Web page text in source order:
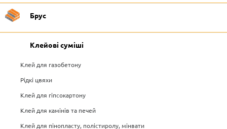
Брус
Клейові суміші
Клей для газобетону
Рідкі цвяхи
Клей для гіпсокартону
Клей для камінів та печей
Клей для пінопласту, полістиролу, мінвати